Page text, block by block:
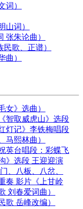
词）
山词）
张朱论曲）
歌、正谱）
曲）
女》选曲）
智取威虎山》选段
灯记》李铁梅唱段
马熙林曲）
英台唱段：彩蝶飞
》选段 王迎迎演
、八板、八岔、
奏 影片《上甘岭
刘春爱词曲）
歌 岳峰改编）